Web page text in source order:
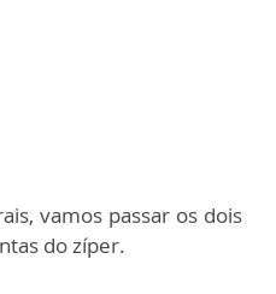
vamos passar os dois
do zíper.